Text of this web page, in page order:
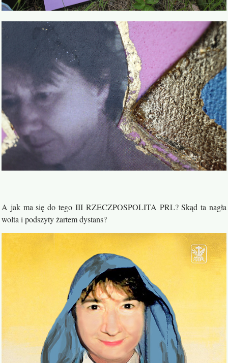
A jak ma się do tego III RZECZPOSPOLITA PRL? Skąd ta nagła
wolta i podszyty żartem dystans?